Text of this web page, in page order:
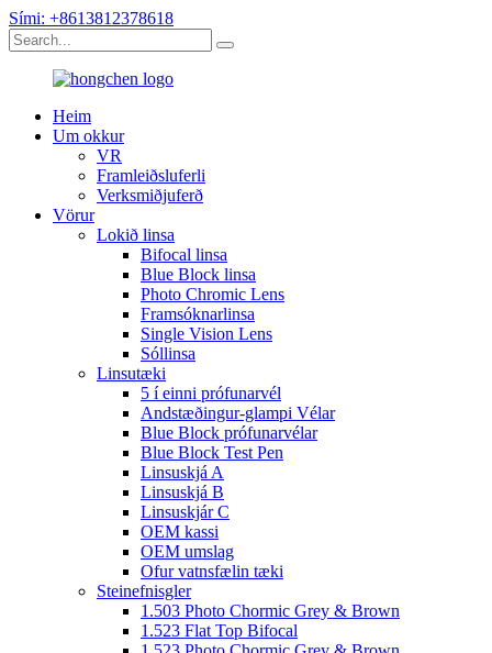
Sími: +8613812378618
Heim
Um okkur
VR
Framleiðsluferli
Verksmiðjuferð
Vörur
Lokið linsa
Bifocal linsa
Blue Block linsa
Photo Chromic Lens
Framsóknarlinsa
Single Vision Lens
Sóllinsa
Linsutæki
5 í einni prófunarvél
Andstæðingur-glampi Vélar
Blue Block prófunarvélar
Blue Block Test Pen
Linsuskjá A
Linsuskjá B
Linsuskjár C
OEM kassi
OEM umslag
Ofur vatnsfælin tæki
Steinefnisgler
1.503 Photo Chormic Grey & Brown
1.523 Flat Top Bifocal